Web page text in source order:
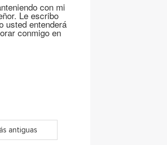
con mi
Le escribo
usted entenderá
conmigo en
antiguas